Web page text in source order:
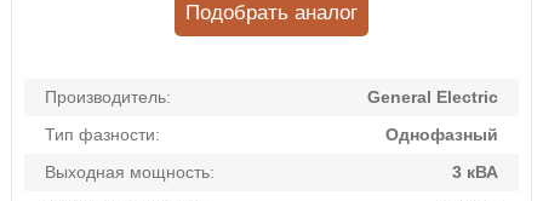
Производитель:
General Electric
Тип фазности:
Однофазный
Выходная мощность:
3 кВА
Подобрать аналог